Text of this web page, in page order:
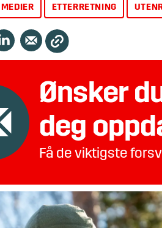
MEDIER ETTERRETNING
Ønsker
deg
Få de viktigste